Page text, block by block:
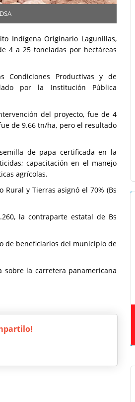
Indígena Originario Lagunillas,
4 a 25 toneladas por hectáreas
Productivas y de
por la Institución Pública
del proyecto, fue de 4
de 9.66 tn/ha, pero el resultado
de papa certificada en la
capacitación en el manejo
agrícolas.
y Tierras asignó el 70% (Bs
la contraparte estatal de Bs
de beneficiarios del municipio de
la carretera panamericana